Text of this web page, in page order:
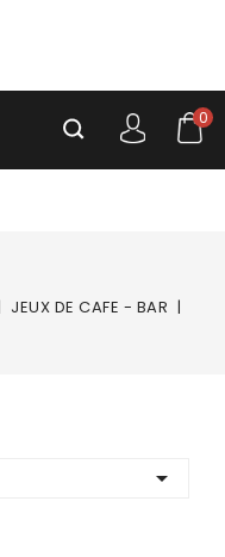
0
JEUX DE CAFE - BAR
